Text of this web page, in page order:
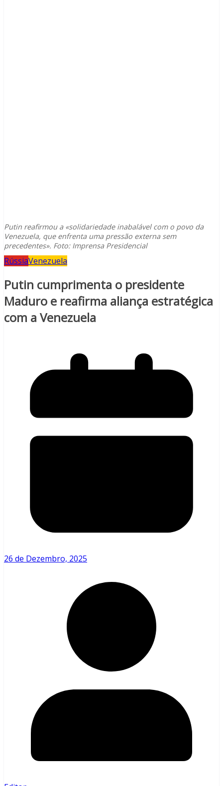
Putin reafirmou a «solidariedade inabalável com o povo da
Venezuela, que enfrenta uma pressão externa sem
precedentes». Foto: Imprensa Presidencial
RússiaVenezuela
Putin cumprimenta o presidente
Maduro e reafirma aliança estratégica
com a Venezuela
26 de Dezembro, 2025